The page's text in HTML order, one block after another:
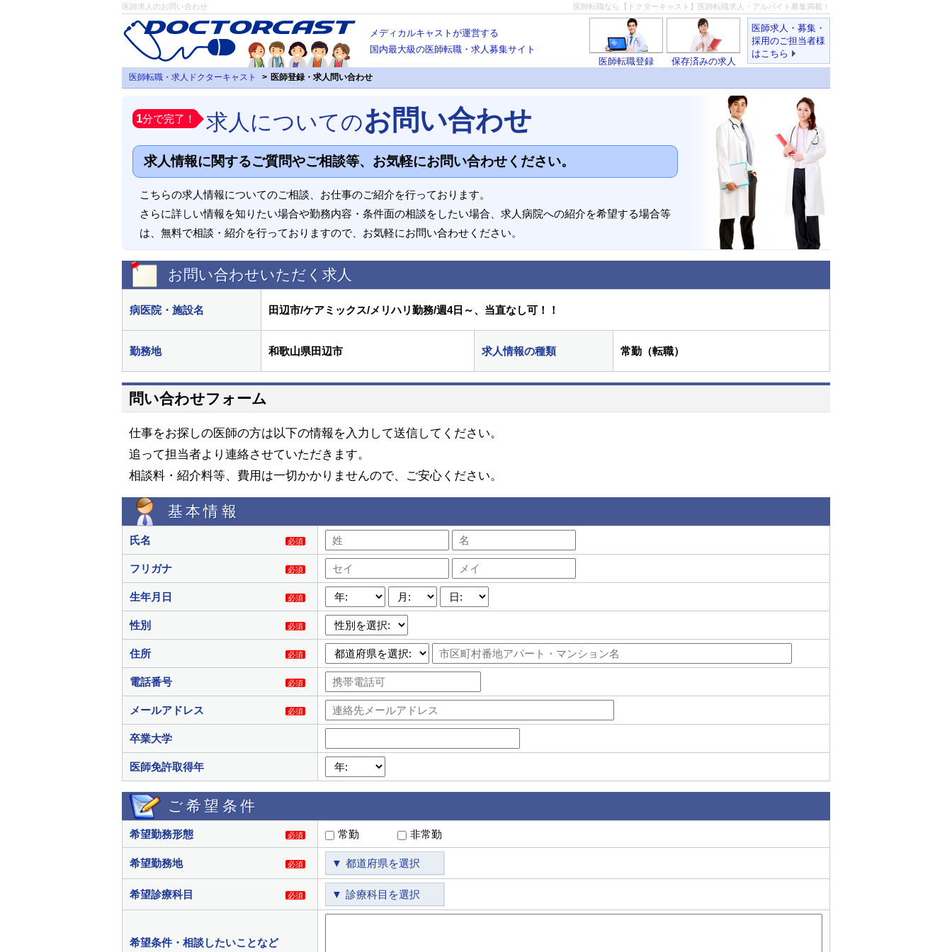
医師求人のお問い合わせ 医師転職なら【ドクターキャスト】医師転職求人・アルバイト募集満載！
メディカルキャストが運営する
国内最大級の医師転職・求人募集サイト
医師求人・募集・
採用のご担当者様
はこちら
保存済みの求人
医師転職登録
医師転職・求人ドクターキャスト 医師登録・求人問い合わせ
1分で完了！ 求人についてのお問い合わせ
求人情報に関するご質問やご相談等、お気軽にお問い合わせください。
こちらの求人情報についてのご相談、お仕事のご紹介を行っております。
さらに詳しい情報を知りたい場合や勤務内容・条件面の相談をしたい場合、求人病院への紹介を希望する場合等
は、無料で相談・紹介を行っておりますので、お気軽にお問い合わせください。
お問い合わせいただく求人
病医院・施設名 田辺市/ケアミックス/メリハリ勤務/週4日～、当直なし可！！
勤務地 和歌山県田辺市 求人情報の種類 常勤（転職）
問い合わせフォーム
仕事をお探しの医師の方は以下の情報を入力して送信してください。
追って担当者より連絡させていただきます。
相談料・紹介料等、費用は一切かかりませんので、ご安心ください。
基本情報
氏名 必須
フリガナ 必須
生年月日 必須
性別 必須
住所 必須
電話番号 必須
メールアドレス 必須
卒業大学
医師免許取得年
ご希望条件
希望勤務形態 必須 常勤 非常勤
希望勤務地 必須 都道府県を選択
希望診療科目 必須 診療科目を選択
希望条件・相談したいことなど